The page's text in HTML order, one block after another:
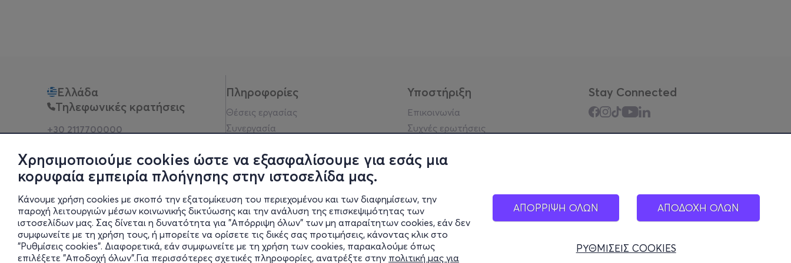
Χρησιμοποιούμε cookies ώστε να εξασφαλίσουμε για εσάς μια
κορυφαία εμπειρία πλοήγησης στην ιστοσελίδα μας.
Κάνουμε χρήση cookies με σκοπό την εξατομίκευση του περιεχομένου και των διαφημίσεων, την
παροχή λειτουργιών μέσων κοινωνικής δικτύωσης και την ανάλυση της επισκεψιμότητας των
ιστοσελίδων μας. Σας δίνεται η δυνατότητα για "Απόρριψη όλων" των μη απαραίτητων cookies, εάν δεν
συμφωνείτε με τη χρήση τους, ή μπορείτε να ορίσετε τις δικές σας προτιμήσεις, κάνοντας κλικ στο
"Ρυθμίσεις cookies". Διαφορετικά, εάν συμφωνείτε με τη χρήση των cookies, παρακαλούμε όπως
επιλέξετε "Αποδοχή όλων".Για περισσότερες σχετικές πληροφορίες, ανατρέξτε στην πολιτική μας για
ΑΠΟΡΡΙΨΗ ΟΛΩΝ ΑΠΟΔΟΧΗ ΟΛΩΝ
ΡΥΘΜΙΣΕΙΣ COOKIES
Ελλάδα
Τηλεφωνικές κρατήσεις
+30 2117700000
Φυσικά σημεία
Πληροφορίες
Θέσεις εργασίας
Συνεργασία
Πολιτική απορρήτου
Νομική σημείωση
Blog
Οικονομικά στοιχεία
Πολιτικές Εταιρείας
Έκθεση Διαφάνειας
Υποστήριξη
Επικοινωνία
Συχνές ερωτήσεις
Υπηρεσίες
Σύνδεση reseller
Stay Connected